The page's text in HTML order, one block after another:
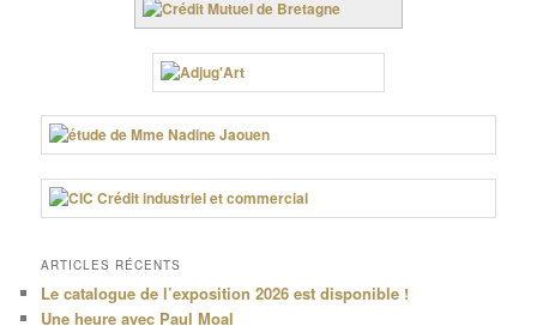
ARTICLES RÉCENTS
Le catalogue de l’exposition 2026 est disponible !
Une heure avec Paul Moal